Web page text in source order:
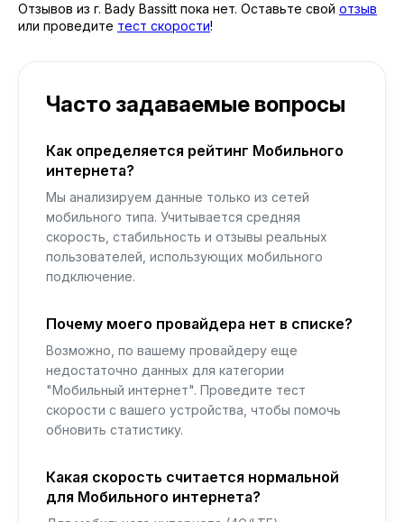
Отзывов из г. Bady Bassitt пока нет. Оставьте свой отзыв
или проведите тест скорости!
Часто задаваемые вопросы
Как определяется рейтинг Мобильного
интернета?
Мы анализируем данные только из сетей
мобильного типа. Учитывается средняя
скорость, стабильность и отзывы реальных
пользователей, использующих мобильного
подключение.
Почему моего провайдера нет в списке?
Возможно, по вашему провайдеру еще
недостаточно данных для категории
"Мобильный интернет". Проведите тест
скорости с вашего устройства, чтобы помочь
обновить статистику.
Какая скорость считается нормальной
для Мобильного интернета?